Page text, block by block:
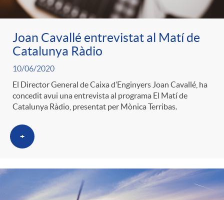
Joan Cavallé entrevistat al Matí de
Catalunya Ràdio
10/06/2020
El Director General de Caixa d’Enginyers Joan Cavallé, ha
concedit avui una entrevista al programa El Matí de
Catalunya Ràdio, presentat per Mònica Terribas.
+